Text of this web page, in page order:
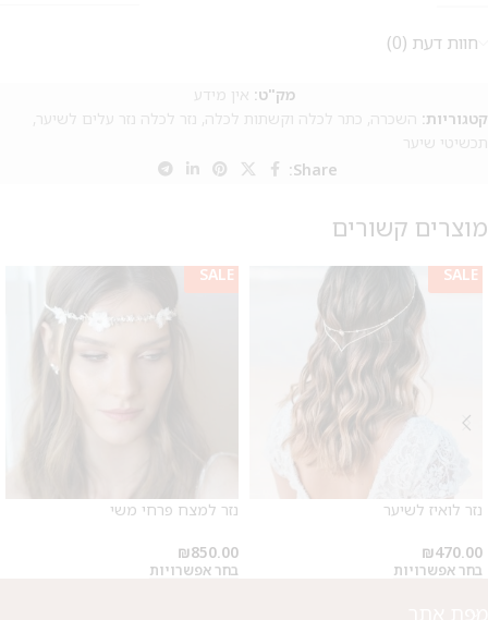
חוות דעת (0)
מק"ט: אין מידע
קטגוריות: השכרה, כתר לכלה וקשתות לכלה, נזר לכלה נזר עלים לשיער,
תכשיטי שיער
Share:
מוצרים קשורים
SALE
נזר לואיז לשיער
₪470.00
בחר אפשרויות
SALE
נזר למצח פרחי משי
₪850.00
בחר אפשרויות
מבצע 1+1
לקביעת תור לפירסינג ועיצוב
אזניים